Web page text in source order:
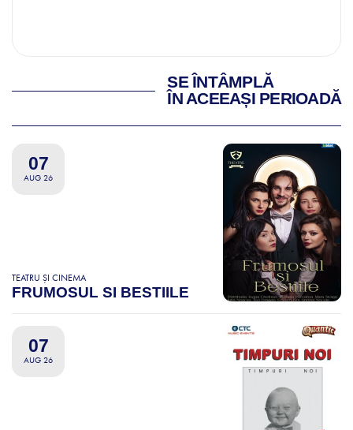
SE ÎNTÂMPLĂ
ÎN ACEEAȘI PERIOADĂ
07
AUG 26
TEATRU ȘI CINEMA
FRUMOSUL SI BESTIILE
07
AUG 26